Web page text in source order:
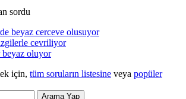
sordu
beyaz cerceve olusuyor
cevriliyor
oluyor
için, tüm soruların listesine veya popüler